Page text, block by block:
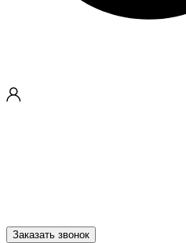
Заказать звонок